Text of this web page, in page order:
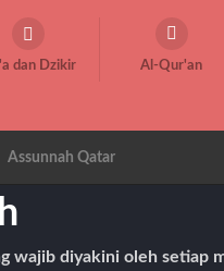
dan Dzikir Al-Qur'an
Assunnah Qatar
wajib diyakini oleh setiap